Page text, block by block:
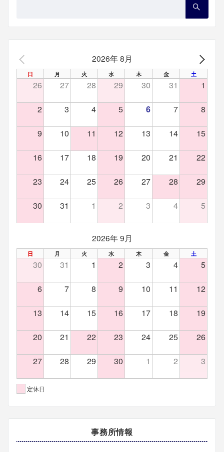
PREV
2026年 8月
日 月 火 水 木 金 土
26 27 28 29 30 31 1
2 3 4 5 6 7 8
9 10 11 12 13 14 15
16 17 18 19 20 21 22
23 24 25 26 27 28 29
30 31 1 2 3 4 5
2026年 9月
日 月 火 水 木 金 土
30 31 1 2 3 4 5
6 7 8 9 10 11 12
13 14 15 16 17 18 19
20 21 22 23 24 25 26
27 28 29 30 1 2 3
定休日
事務所情報